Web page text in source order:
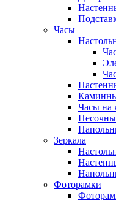
Часы
Часы на
Зеркала
Фоторамки